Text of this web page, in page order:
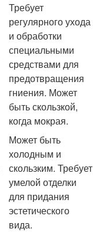
Требует
регулярного ухода
и обработки
специальными
средствами для
предотвращения
гниения. Может
быть скользкой,
когда мокрая.
Может быть
холодным и
скользким. Требует
умелой отделки
для придания
эстетического
вида.